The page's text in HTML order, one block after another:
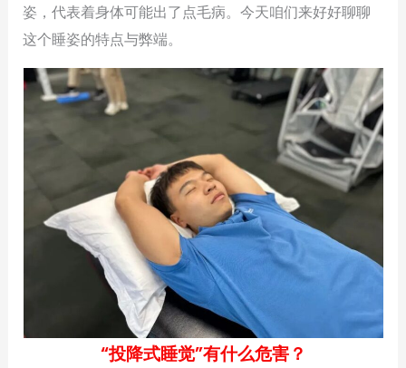
姿，代表着身体可能出了点毛病。今天咱们来好好聊聊
这个睡姿的特点与弊端。
“投降式睡觉”有什么危害？